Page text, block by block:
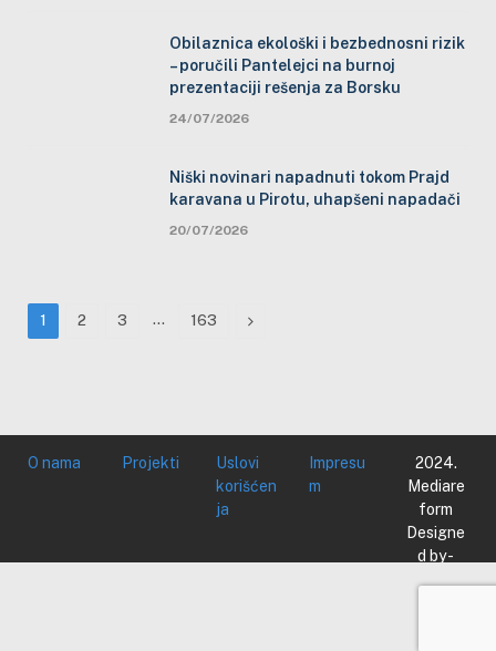
Obilaznica ekološki i bezbednosni rizik
– poručili Pantelejci na burnoj
prezentaciji rešenja za Borsku
24/07/2026
Niški novinari napadnuti tokom Prajd
karavana u Pirotu, uhapšeni napadači
20/07/2026
1 2 3 … 163 Next
O nama Projekti
Uslovi
korišćen
ja
Impresu
m
2024.
Mediare
form
Designe
d by -